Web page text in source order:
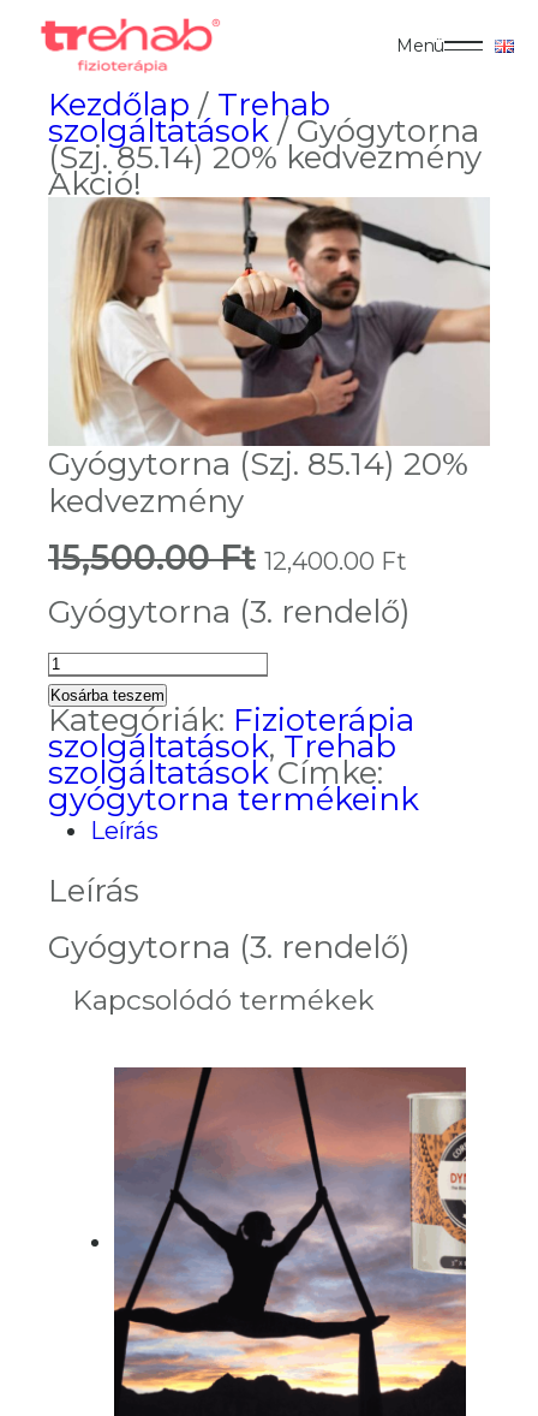
Menü
Kezdőlap / Trehab
szolgáltatások / Gyógytorna
(Szj. 85.14) 20% kedvezmény
Akció!
Gyógytorna (Szj. 85.14) 20%
kedvezmény
15,500.00Ft Original
price
was:
15,500.00 Ft.
12,400.00 Ft
is:
Gyógytorna (3. rendelő)
Gyógytorna
(Szj.
85.14)
20%
kedvezmény
mennyiség
Kosárba teszem
Kategóriák: Fizioterápia
szolgáltatások, Trehab
szolgáltatások Címke:
gyógytorna termékeink
Leírás
Leírás
Gyógytorna (3. rendelő)
Kapcsolódó termékek